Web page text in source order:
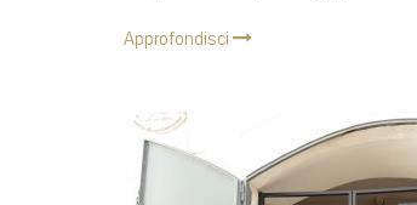
Approfondisci